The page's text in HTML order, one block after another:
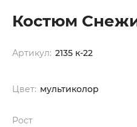
Костюм
Артикул: 2135 к-22
Цвет: мультиколор
Рост